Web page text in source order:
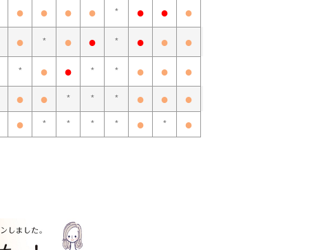
● ● ● ● * ● ● ●
● * ● ● * ● ● ●
* ● ● * * ● ● ●
● ● * * * ● ● ●
● * * * * ● * ●